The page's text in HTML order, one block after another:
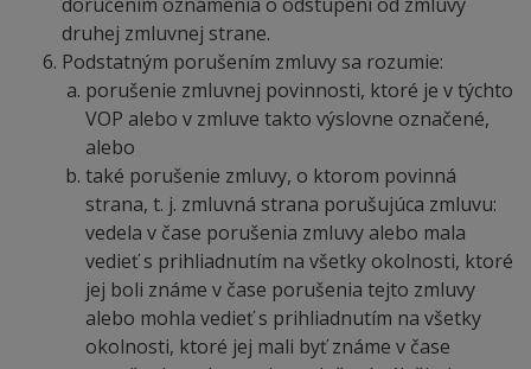
druhej zmluvnej strane.
Podstatným porušením zmluvy sa rozumie:
porušenie zmluvnej povinnosti, ktoré je v týchto
VOP alebo v zmluve takto výslovne označené,
alebo
také porušenie zmluvy, o ktorom povinná
strana, t. j. zmluvná strana porušujúca zmluvu:
vedela v čase porušenia zmluvy alebo mala
vedieť s prihliadnutím na všetky okolnosti, ktoré
jej boli známe v čase porušenia tejto zmluvy
alebo mohla vedieť s prihliadnutím na všetky
okolnosti, ktoré jej mali byť známe v čase